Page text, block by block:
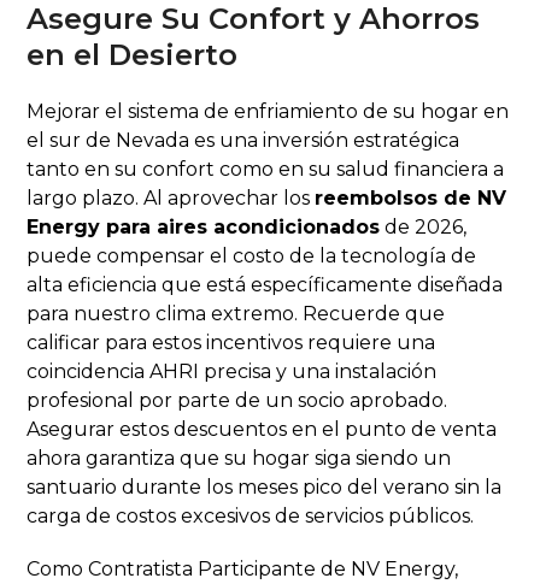
Asegure Su Confort y Ahorros
en el Desierto
Mejorar el sistema de enfriamiento de su hogar en
el sur de Nevada es una inversión estratégica
tanto en su confort como en su salud financiera a
largo plazo. Al aprovechar los reembolsos de NV
Energy para aires acondicionados de 2026,
puede compensar el costo de la tecnología de
alta eficiencia que está específicamente diseñada
para nuestro clima extremo. Recuerde que
calificar para estos incentivos requiere una
coincidencia AHRI precisa y una instalación
profesional por parte de un socio aprobado.
Asegurar estos descuentos en el punto de venta
ahora garantiza que su hogar siga siendo un
santuario durante los meses pico del verano sin la
carga de costos excesivos de servicios públicos.
Como Contratista Participante de NV Energy,